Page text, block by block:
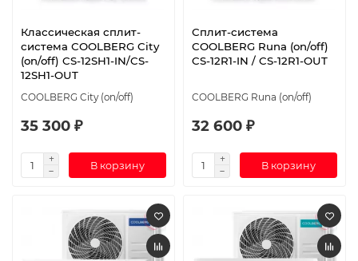
Классическая сплит-
система СOOLBERG City
(on/off) CS-12SH1-IN/CS-
12SH1-OUT
СOOLBERG City (on/off)
35 300 ₽
В корзину
Сплит-система
СOOLBERG Runa (on/off)
CS-12R1-IN / CS-12R1-OUT
СOOLBERG Runa (on/off)
32 600 ₽
В корзину